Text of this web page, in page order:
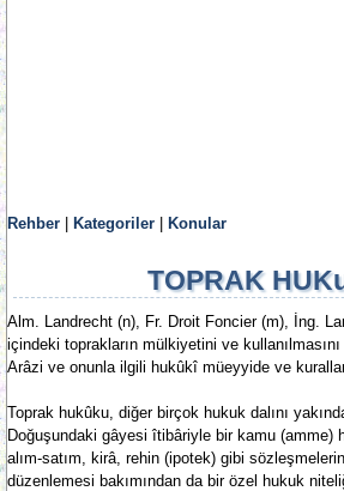
Rehber Kategoriler Konular
TOPRAK
Alm. Landrecht (n), Fr. Droit Foncier (m), İng.
içindeki toprakların mülkiyetini ve
Arâzi ve onunla ilgili hukûkî müeyyide ve
Toprak hukûku, diğer birçok hukuk dalını
Doğuşundaki gâyesi îtibâriyle bir kamu (amme)
alım-satım, kirâ, rehin (ipotek) gibi
düzenlemesi bakımından da bir özel hukuk